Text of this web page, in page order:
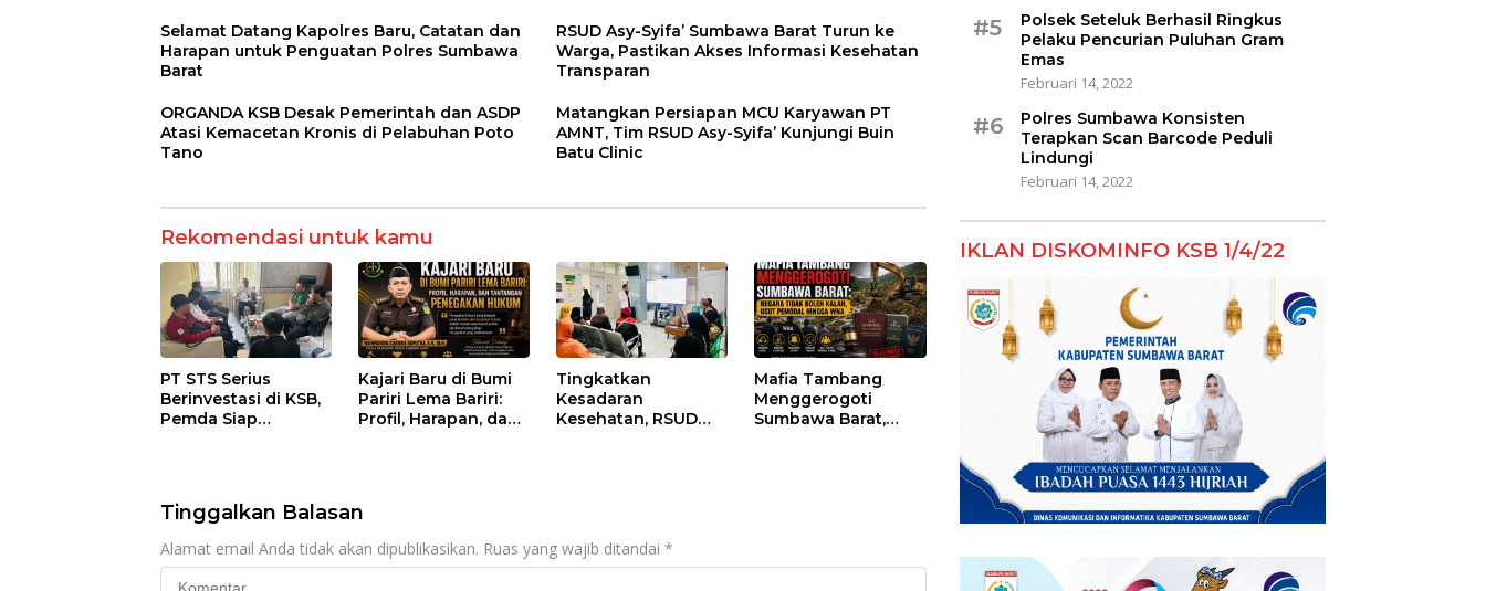
Selamat Datang Kapolres Baru, Catatan dan
Harapan untuk Penguatan Polres Sumbawa
Barat
RSUD Asy-Syifa’ Sumbawa Barat Turun ke
Warga, Pastikan Akses Informasi Kesehatan
Transparan
ORGANDA KSB Desak Pemerintah dan ASDP
Atasi Kemacetan Kronis di Pelabuhan Poto
Tano
Matangkan Persiapan MCU Karyawan PT
AMNT, Tim RSUD Asy-Syifa’ Kunjungi Buin
Batu Clinic
Rekomendasi untuk kamu
PT STS Serius
Berinvestasi di KSB,
Pemda Siap
Kajari Baru di Bumi
Pariri Lema Bariri:
Profil, Harapan, dan
Tingkatkan
Kesadaran
Kesehatan, RSUD
Mafia Tambang
Menggerogoti
Sumbawa Barat,
Tinggalkan Balasan
Alamat email Anda tidak akan dipublikasikan. Ruas yang wajib ditandai *
#5
Polsek Seteluk Berhasil Ringkus
Pelaku Pencurian Puluhan Gram
Emas
Februari 14, 2022
#6
Polres Sumbawa Konsisten
Terapkan Scan Barcode Peduli
Lindungi
Februari 14, 2022
IKLAN DISKOMINFO KSB 1/4/22